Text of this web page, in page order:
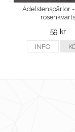
Ädelstenspärlor
rosenkvarts
59 kr
INFO